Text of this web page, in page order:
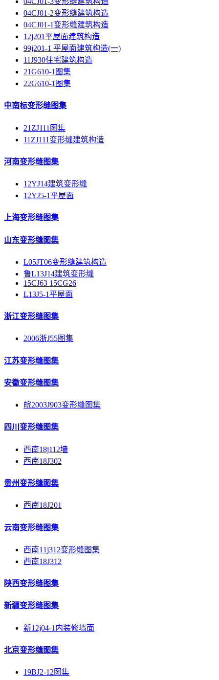
04CJ01-2变形缝建筑构造
04CJ01-1变形缝建筑构造
12j201平屋面建筑构造
99j201-1 平屋面建筑构造(一)
11J930住宅建筑构造
21G610-1图集
22G610-1图集
中南标变形缝图集
21ZJ111图集
11ZJ111变形缝建筑构造
河南变形缝图集
12YJ14建筑变形缝
12YJ5-1平屋面
上海变形缝图集
山东变形缝图集
L05JT06变形缝建筑构造
鲁L13J14建筑变形缝
15CJ63 15CG26
L13J5-1平屋面
浙江变形缝图集
2006浙J55图集
江苏变形缝图集
安徽变形缝图集
皖2003J903变形缝图集
四川变形缝图集
西南18j112墙
西南18J302
贵州变形缝图集
西南18J201
云南变形缝图集
西南11j312变形缝图集
西南18J312
陕西变形缝图集
新疆变形缝图集
新12j04-1内装修墙面
北京变形缝图集
19BJ2-12图集